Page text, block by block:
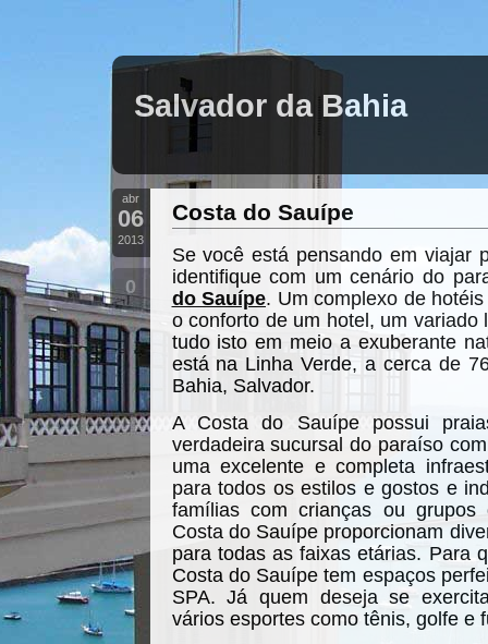
Salvador da Bahia
abr
06
2013
0
Costa do Sauípe
Se você está pensando em viajar
identifique com um cenário do
do Sauípe. Um complexo de
o conforto de um hotel, um variado
tudo isto em meio a exuberante
está na Linha Verde, a cerca de
Bahia, Salvador.
A Costa do Sauípe possui
verdadeira sucursal do paraíso
uma excelente e completa
para todos os estilos e gostos e
famílias com crianças ou
Costa do Sauípe proporcionam
para todas as faixas etárias. Para
Costa do Sauípe tem espaços
SPA. Já quem deseja se
vários esportes como tênis, golfe e